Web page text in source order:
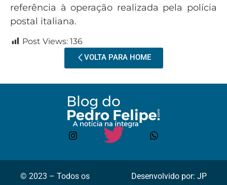
referência à operação realizada pela polícia
postal italiana.
Post Views: 136
VOLTA PARA HOME
© 2023 – Todos os
Desenvolvido por: JP